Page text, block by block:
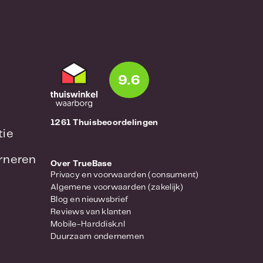
DS audio, DS video en DS
Audio Station, Video
maken met uw Synology
Mac/Linux-computers
werkbestanden.
hun Synology NAS
webbrowser in
waarmee
tegelijkertijd hun
vertrouwd zijn met
Synology de procedure
9.6
1261 Thuisbeoordelingen
Over TrueBase
Privacy en voorwaarden (consument)
Algemene voorwaarden (zakelijk)
Blog en nieuwsbrief
Reviews van klanten
Mobile-Harddisk.nl
Duurzaam ondernemen